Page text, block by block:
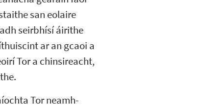
san eolaire
seirbhísí áirithe
ar an gcaoi a
Tor a chinsireacht,
Tor neamh-